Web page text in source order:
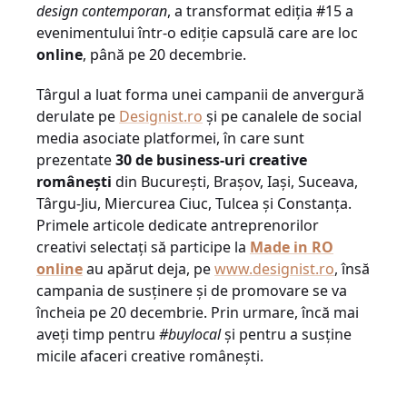
design contemporan, a transformat ediția #15 a
evenimentului într-o ediție capsulă care are loc
online, până pe 20 decembrie.
Târgul a luat forma unei campanii de anvergură
derulate pe Designist.ro și pe canalele de social
media asociate platformei, în care sunt
prezentate30 de business-uri creative
românești din București, Brașov, Iași, Suceava,
Târgu-Jiu, Miercurea Ciuc, Tulcea și Constanța.
Primele articole dedicate antreprenorilor
creativi selectați să participe la Made in RO
onlineau apărut deja, pewww.designist.ro, însă
campania de susținere și de promovare se va
încheia pe 20 decembrie. Prin urmare, încă mai
aveți timp pentru #buylocalși pentru a susține
micile afaceri creative românești.